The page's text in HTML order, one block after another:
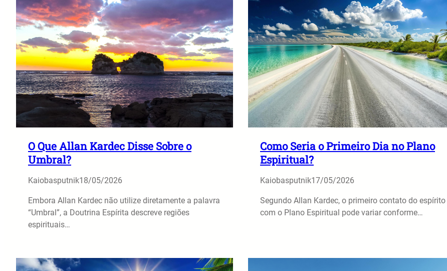
O Que Allan Kardec Disse Sobre o
Umbral?
Kaiobasputnik18/05/2026
Embora Allan Kardec não utilize diretamente a palavra
“Umbral”, a Doutrina Espírita descreve regiões
espirituais…
Como Seria o Primeiro Dia no Plano
Espiritual?
Kaiobasputnik17/05/2026
Segundo Allan Kardec, o primeiro contato do espírito
com o Plano Espiritual pode variar conforme…